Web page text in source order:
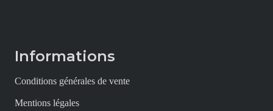
Informations
Conditions générales de vente
Mentions légales